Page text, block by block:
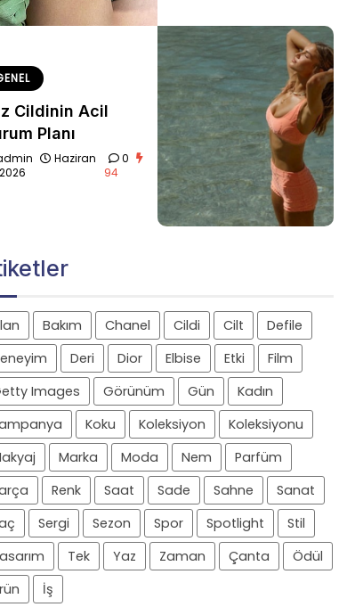
Cildinin Acil
Planı
Haziran
0
94
Bakım Chanel Cildi Cilt
Defile
Deri Dior Elbise Etki
Film
Images
Görünüm Gün
Kadın
Koku Koleksiyon
Koleksiyonu
Marka Moda Nem
Parfüm
Renk Saat Sade Sahne
Sanat
Sergi Sezon Spor Spotlight
Stil
Tek Yaz Zaman Çanta
Ödül
İş